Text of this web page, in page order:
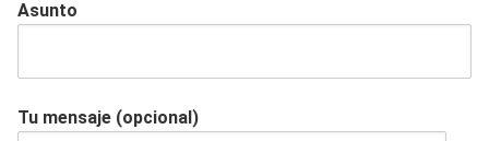
Asunto
Tu mensaje (opcional)